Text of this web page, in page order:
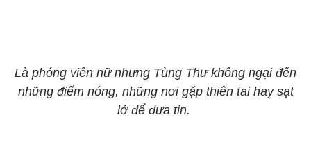
Là phóng viên nữ nhưng Tùng Thư không ngại đến
những điểm nóng, những nơi gặp thiên tai hay sạt
lở để đưa tin.